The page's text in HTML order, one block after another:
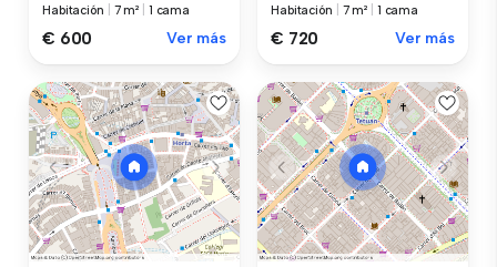
Habitación 7 m² 1 cama
€ 600 Ver más
Habitación 7 m² 1 cama
€ 720 Ver más